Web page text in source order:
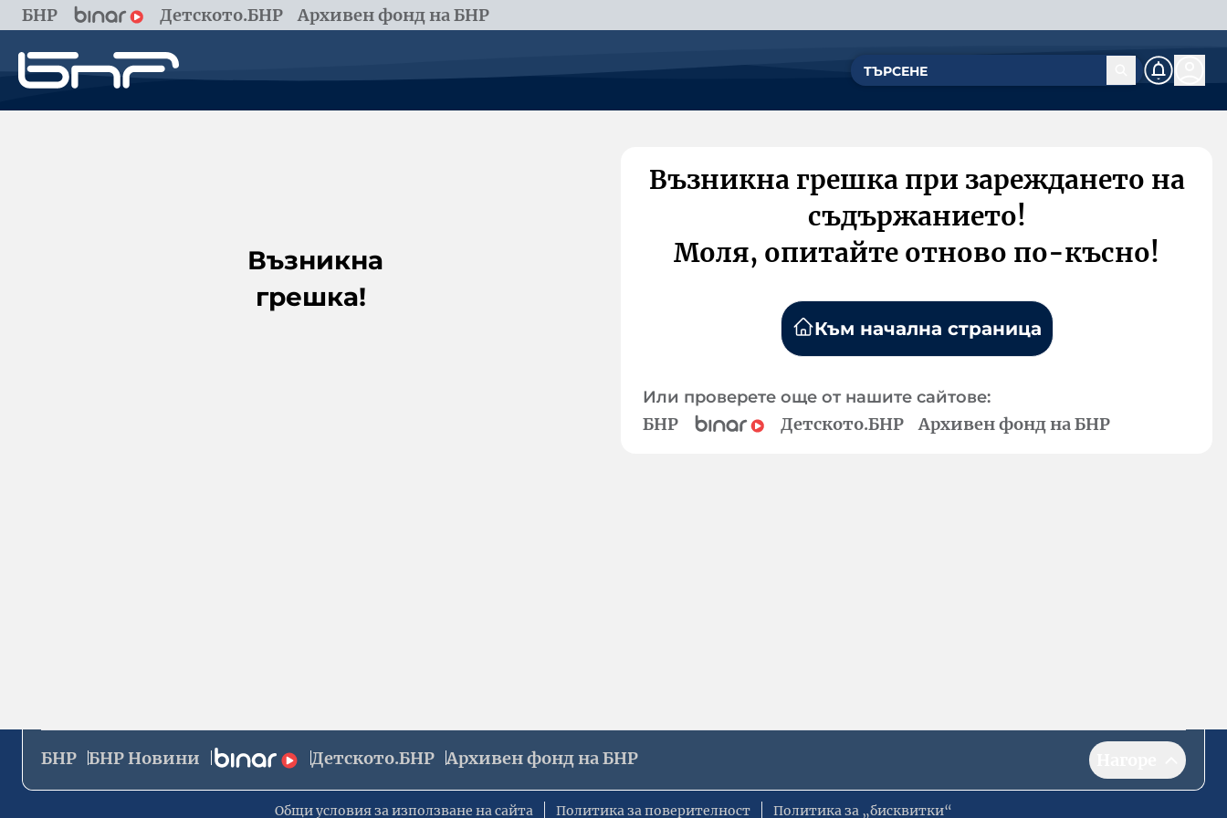
БНР Детското.БНР Архивен фонд на БНР
Възникна
грешка!
Възникна грешка при зареждането на
съдържанието!
Моля, опитайте отново по-късно!
Към начална страница
Или проверете още от нашите сайтове:
БНР Детското.БНР Архивен фонд на БНР
БНР БНР Новини Детското.БНР Архивен фонд на БНР
Общи условия за използване на сайта Политика за поверителност Политика за „бисквитки“